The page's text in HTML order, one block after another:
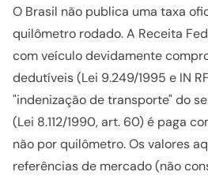
O Brasil não publica uma taxa
quilômetro rodado. A Receita
com veículo devidamente
dedutíveis (Lei 9.249/1995 e IN
"indenização de transporte" do
(Lei 8.112/1990, art. 60) é paga
não por quilômetro. Os valores
referências de mercado (não